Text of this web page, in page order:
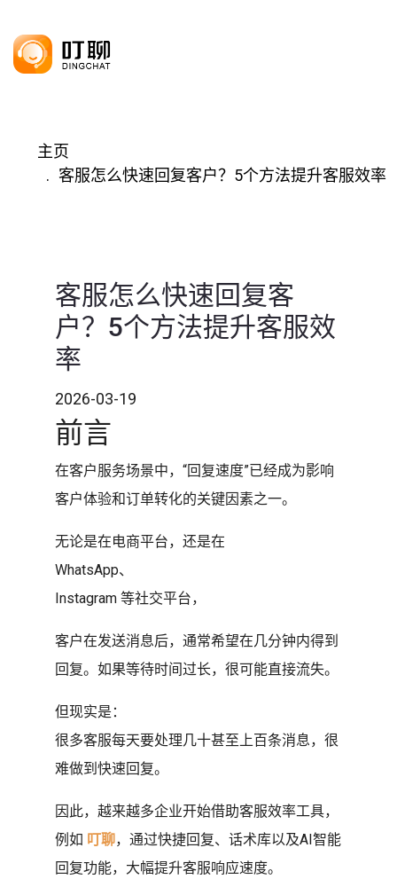
主页
客服怎么快速回复客户？5个方法提升客服效率
客服怎么快速回复客
户？5个方法提升客服效
率
2026-03-19
前言
在客户服务场景中，“回复速度”已经成为影响
客户体验和订单转化的关键因素之一。
无论是在电商平台，还是在
WhatsApp、
Instagram 等社交平台，
客户在发送消息后，通常希望在几分钟内得到
回复。如果等待时间过长，很可能直接流失。
但现实是：
很多客服每天要处理几十甚至上百条消息，很
难做到快速回复。
因此，越来越多企业开始借助客服效率工具，
例如 叮聊，通过快捷回复、话术库以及AI智能
回复功能，大幅提升客服响应速度。